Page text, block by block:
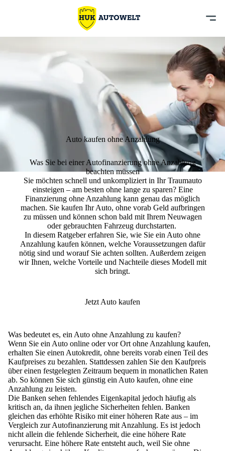
Auto kaufen ohne Anzahlung
Was Sie bei einer Autofinanzierung ohne Anzahlung
beachten müssen
Sie möchten schnell und unkompliziert in Ihr Traumauto
einsteigen – am besten ohne lange zu sparen? Eine
Finanzierung ohne Anzahlung kann genau das möglich
machen. Sie kaufen Ihr Auto, ohne vorab Geld aufbringen
zu müssen und können schon bald mit Ihrem Neuwagen
oder gebrauchten Fahrzeug durchstarten.
In diesem Ratgeber erfahren Sie, wie Sie ein Auto ohne
Anzahlung kaufen können, welche Voraussetzungen dafür
nötig sind und worauf Sie achten sollten. Außerdem zeigen
wir Ihnen, welche Vorteile und Nachteile dieses Modell mit
sich bringt.
Jetzt Auto kaufen
Was bedeutet es, ein Auto ohne Anzahlung zu kaufen?
Wenn Sie ein Auto online oder vor Ort ohne Anzahlung kaufen,
erhalten Sie einen Autokredit, ohne bereits vorab einen Teil des
Kaufpreises zu bezahlen. Stattdessen zahlen Sie den Kaufpreis
über einen festgelegten Zeitraum bequem in monatlichen Raten
ab. So können Sie sich günstig ein Auto kaufen, ohne eine
Anzahlung zu leisten.
Die Banken sehen fehlendes Eigenkapital jedoch häufig als
kritisch an, da ihnen jegliche Sicherheiten fehlen. Banken
gleichen das erhöhte Risiko mit einer höheren Rate aus – im
Vergleich zur Autofinanzierung mit Anzahlung. Es ist jedoch
nicht allein die fehlende Sicherheit, die eine höhere Rate
verursacht. Eine höhere Rate entsteht auch, weil Sie ohne